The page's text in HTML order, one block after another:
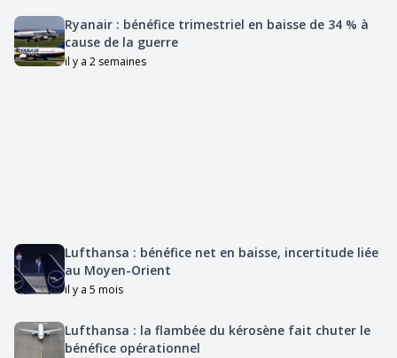
Ryanair : bénéfice trimestriel en baisse de 34 % à
cause de la guerre
il y a 2 semaines
Lufthansa : bénéfice net en baisse, incertitude liée
au Moyen-Orient
il y a 5 mois
Lufthansa : la flambée du kérosène fait chuter le
bénéfice opérationnel